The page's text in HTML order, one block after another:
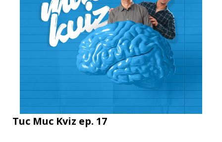
Tuc Muc Kviz ep. 17